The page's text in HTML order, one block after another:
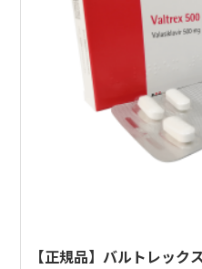
【正規品】バルトレッ